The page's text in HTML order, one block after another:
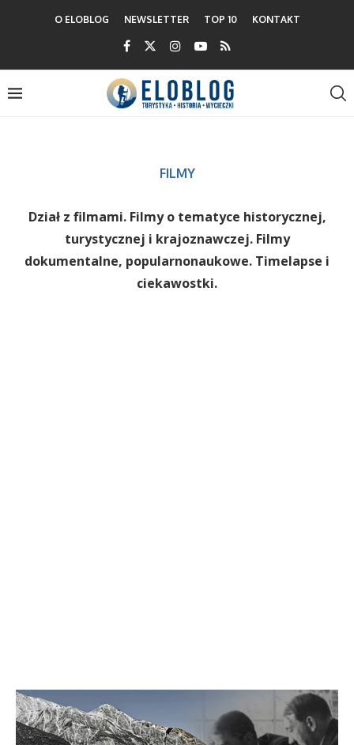
O ELOBLOG NEWSLETTER TOP 10 KONTAKT
FILMY
Dział z filmami. Filmy o tematyce historycznej,
turystycznej i krajoznawczej. Filmy
dokumentalne, popularnonaukowe. Timelapse i
ciekawostki.